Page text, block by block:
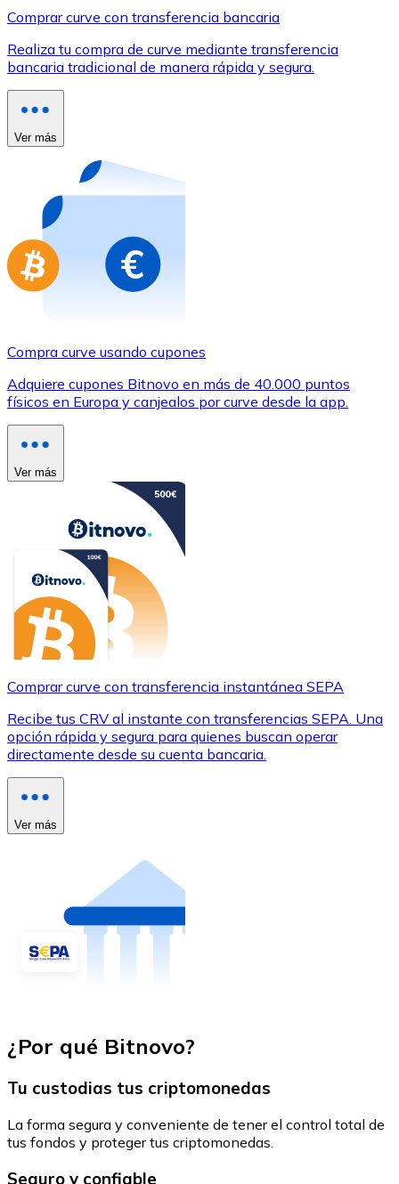
Utiliza tarjetas Visa y Mastercard para comprar
Comprar con tarjeta
Compra tarjetas regalo de tus marcas favoritas con
Ir a la tienda de tarjetas regalo
Comprar curve con transferencia bancaria
Realiza tu compra de curve mediante transferencia
bancaria tradicional de manera rápida y segura.
Ver más
Compra curve usando cupones
Adquiere cupones Bitnovo en más de 40.000 puntos
físicos en Europa y canjealos por curve desde la app.
Ver más
Comprar curve con transferencia instantánea SEPA
Recibe tus CRV al instante con transferencias SEPA. Una
opción rápida y segura para quienes buscan operar
directamente desde su cuenta bancaria.
Ver más
¿Por qué Bitnovo?
Tu custodias tus criptomonedas
La forma segura y conveniente de tener el control total de
tus fondos y proteger tus criptomonedas.
Seguro y confiable